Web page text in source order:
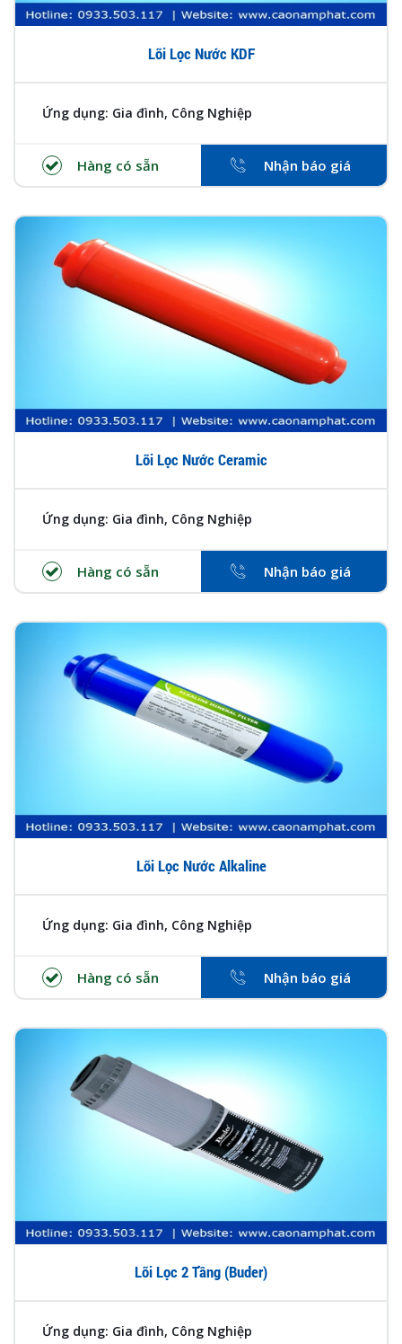
Lõi Lọc Nước KDF
Ứng dụng: Gia đình, Công Nghiệp
Hàng có sẵn Nhận báo giá
Lõi Lọc Nước Ceramic
Ứng dụng: Gia đình, Công Nghiệp
Hàng có sẵn Nhận báo giá
Lõi Lọc Nước Alkaline
Ứng dụng: Gia đình, Công Nghiệp
Hàng có sẵn Nhận báo giá
Lõi Lọc 2 Tầng (Buder)
Ứng dụng: Gia đình, Công Nghiệp